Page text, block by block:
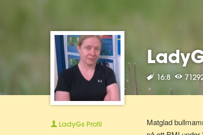
16:8
Matglad
LadyGs Profil